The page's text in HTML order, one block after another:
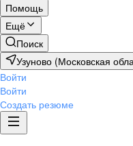
Помощь
Ещё
Поиск
Узуново (Московская
Войти
Войти
Создать резюме